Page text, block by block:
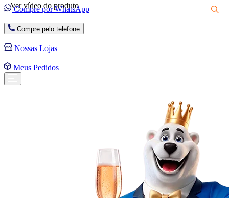
Compre por WhatsApp
|
Compre pelo telefone
|
Nossas Lojas
|
Meus Pedidos
Ver vídeo do produto